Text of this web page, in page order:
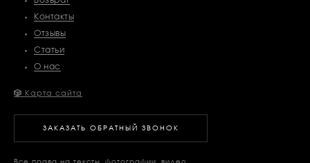
ЗАКАЗАТЬ ОБРАТНЫЙ ЗВОНОК
Все права на тексты, фотографии, видео,
Контакты
Отзывы
Статьи
О нас
🎲 Карта сайта